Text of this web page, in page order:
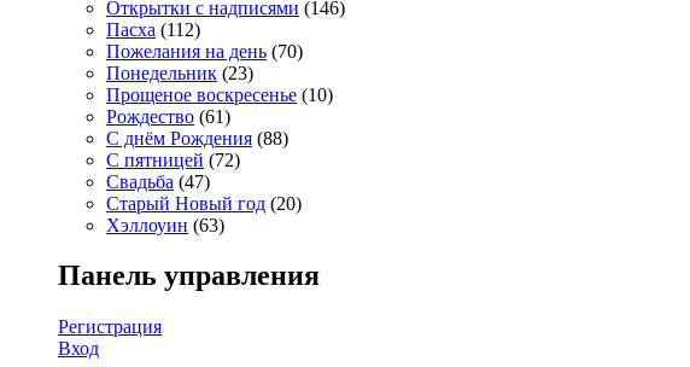
Открытки с надписями (146)
Пасха (112)
Пожелания на день (70)
Понедельник (23)
Прощеное воскресенье (10)
Рождество (61)
С днём Рождения (88)
С пятницей (72)
Свадьба (47)
Старый Новый год (20)
Хэллоуин (63)
Панель управления
Регистрация
Вход